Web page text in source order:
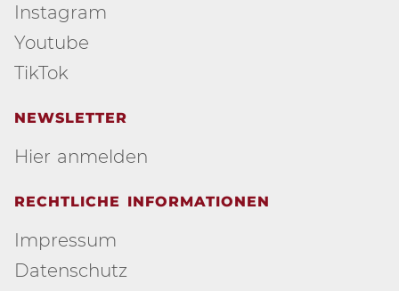
Instagram
Youtube
TikTok
NEWSLETTER
Hier anmelden
RECHTLICHE INFORMATIONEN
Impressum
Datenschutz